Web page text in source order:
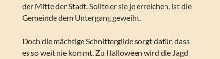
der Mitte der Stadt. Sollte er sie je erreichen, ist die
Gemeinde dem Untergang geweiht.
Doch die mächtige Schnittergilde sorgt dafür, dass
es so weit nie kommt. Zu Halloween wird die Jagd